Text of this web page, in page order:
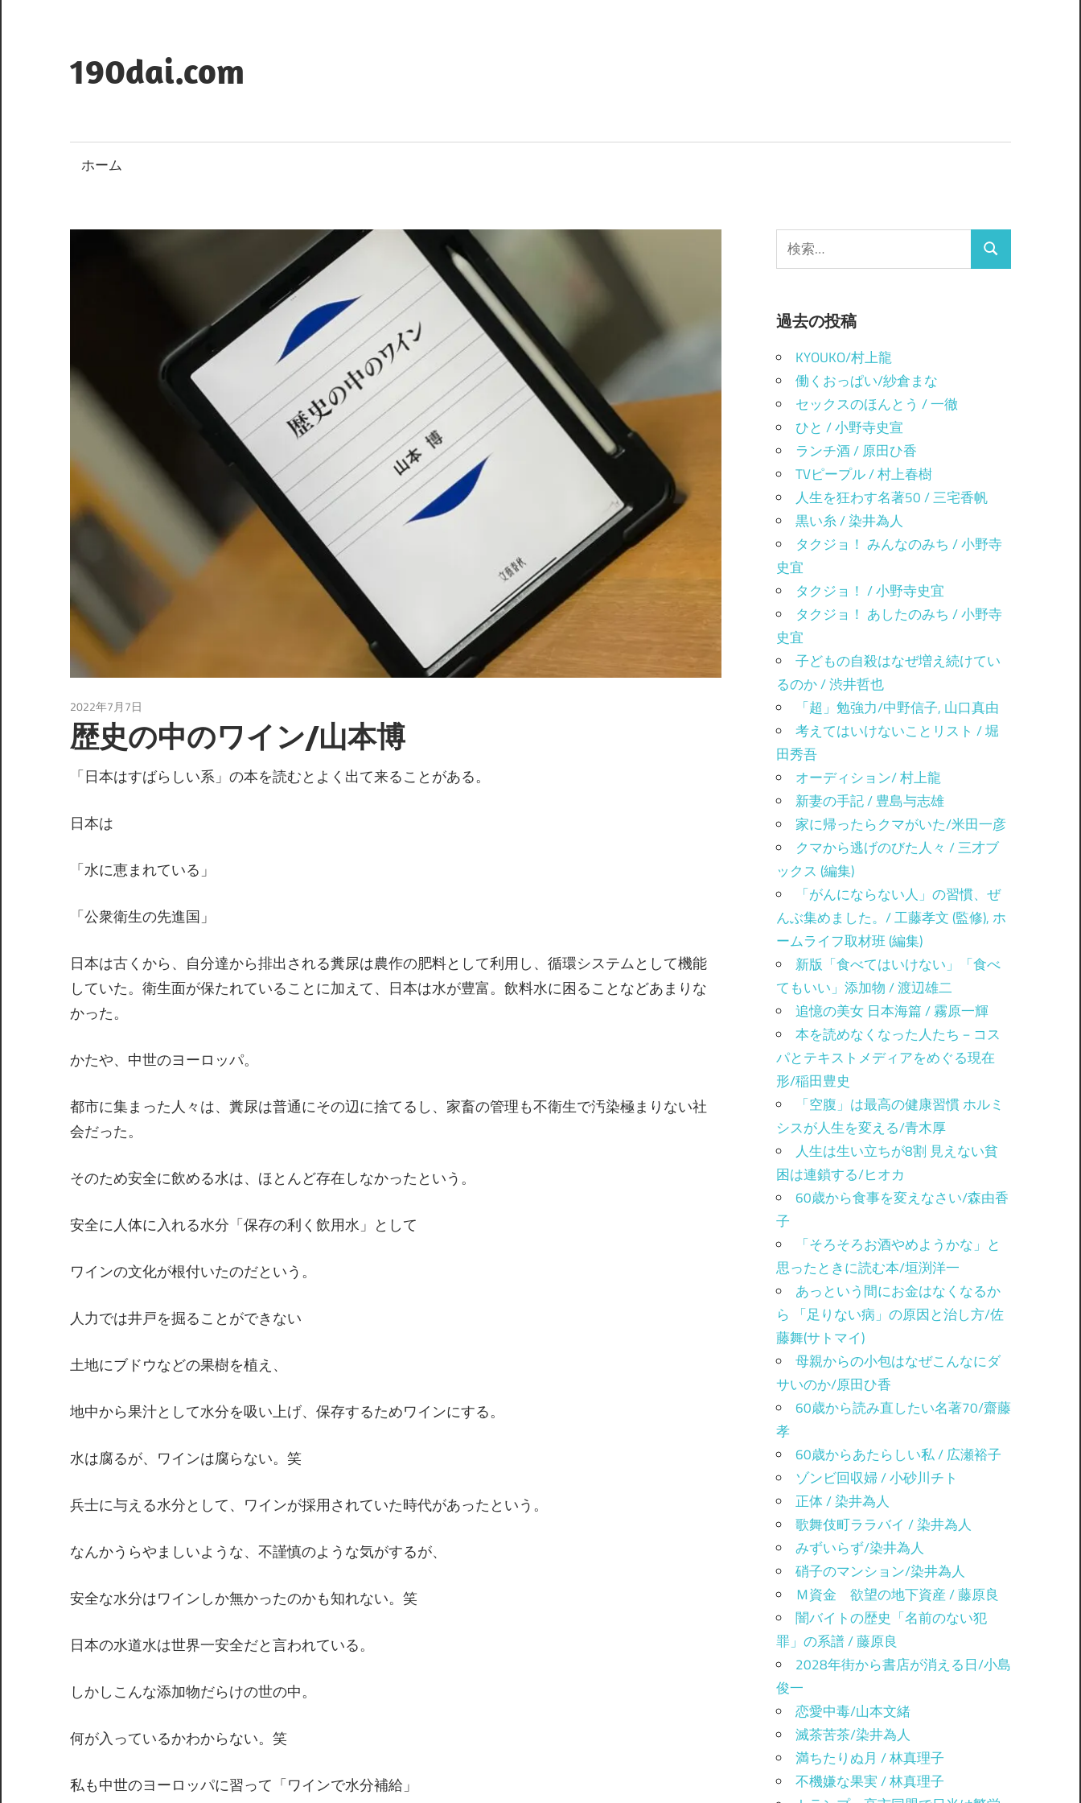
テ
ン
キ
190dai.com
ホーム
2022年7月7日
歴史の中のワイン/山本博
「日本はすばらしい系」の本を読むとよく出て来ることがある。
日本は
「水に恵まれている」
「公衆衛生の先進国」
日本は古くから、自分達から排出される糞尿は農作の肥料として利用し、循環システムとして機能
していた。衛生面が保たれていることに加えて、日本は水が豊富。飲料水に困ることなどあまりな
かった。
かたや、中世のヨーロッパ。
都市に集まった人々は、糞尿は普通にその辺に捨てるし、家畜の管理も不衛生で汚染極まりない社
会だった。
そのため安全に飲める水は、ほとんど存在しなかったという。
安全に人体に入れる水分「保存の利く飲用水」として
ワインの文化が根付いたのだという。
人力では井戸を掘ることができない
土地にブドウなどの果樹を植え、
地中から果汁として水分を吸い上げ、保存するためワインにする。
水は腐るが、ワインは腐らない。笑
兵士に与える水分として、ワインが採用されていた時代があったという。
なんかうらやましいような、不謹慎のような気がするが、
安全な水分はワインしか無かったのかも知れない。笑
日本の水道水は世界一安全だと言われている。
しかしこんな添加物だらけの世の中。
何が入っているかわからない。笑
私も中世のヨーロッパに習って「ワインで水分補給」
索:
検
過去の投稿
KYOUKO/村上龍
働くおっぱい/紗倉まな
セックスのほんとう / 一徹
ひと / 小野寺史宣
ランチ酒 / 原田ひ香
TVピープル / 村上春樹
人生を狂わす名著50 / 三宅香帆
黒い糸 / 染井為人
タクジョ！ みんなのみち / 小野寺
史宜
タクジョ！ / 小野寺史宜
タクジョ！ あしたのみち / 小野寺
史宜
子どもの自殺はなぜ増え続けてい
るのか / 渋井哲也
「超」勉強力/中野信子, 山口真由
考えてはいけないことリスト / 堀
田秀吾
オーディション/ 村上龍
新妻の手記 / 豊島与志雄
家に帰ったらクマがいた/米田一彦
クマから逃げのびた人々 / 三才ブ
ックス (編集)
「がんにならない人」の習慣、ぜ
んぶ集めました。/ 工藤孝文 (監修), ホ
ームライフ取材班 (編集)
新版「食べてはいけない」「食べ
てもいい」添加物 / 渡辺雄二
追憶の美女 日本海篇 / 霧原一輝
本を読めなくなった人たち－コス
パとテキストメディアをめぐる現在
形/稲田豊史
「空腹」は最高の健康習慣 ホルミ
シスが人生を変える/青木厚
人生は生い立ちが8割 見えない貧
困は連鎖する/ヒオカ
60歳から食事を変えなさい/森由香
子
「そろそろお酒やめようかな」と
思ったときに読む本/垣渕洋一
あっという間にお金はなくなるか
ら 「足りない病」の原因と治し方/佐
藤舞(サトマイ)
母親からの小包はなぜこんなにダ
サいのか/原田ひ香
60歳から読み直したい名著70/齋藤
孝
60歳からあたらしい私 / 広瀬裕子
ゾンビ回収婦 / 小砂川チト
正体 / 染井為人
歌舞伎町ララバイ / 染井為人
みずいらず/染井為人
硝子のマンション/染井為人
Ｍ資金 欲望の地下資産 / 藤原良
闇バイトの歴史「名前のない犯
罪」の系譜 / 藤原良
2028年街から書店が消える日/小島
俊一
恋愛中毒/山本文緒
滅茶苦茶/染井為人
満ちたりぬ月 / 林真理子
不機嫌な果実 / 林真理子